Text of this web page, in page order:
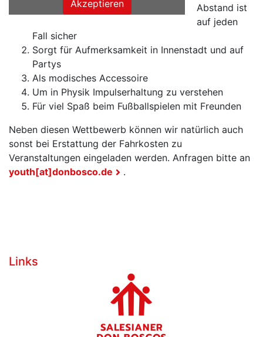
Abstand ist
auf jeden
Fall sicher
Sorgt für Aufmerksamkeit in Innenstadt und auf
Partys
Als modisches Accessoire
Um in Physik Impulserhaltung zu verstehen
Für viel Spaß beim Fußballspielen mit Freunden
Neben diesen Wettbewerb können wir natürlich auch
sonst bei Erstattung der Fahrkosten zu
Veranstaltungen eingeladen werden. Anfragen bitte an
youth[at]donbosco.de
.
Links